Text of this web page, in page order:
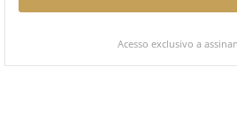
Acesso exclusivo a